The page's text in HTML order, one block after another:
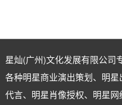
星灿(广州)文化发展有限公司
各种明星商业演出策划、明
代言、明星肖像授权、明星